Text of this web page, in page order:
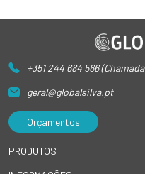
+351 244 684 566
geral@globalsilva.pt
Orçamentos
PRODUTOS